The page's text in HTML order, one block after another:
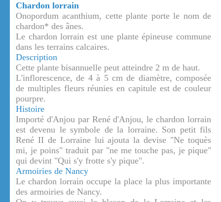
Chardon lorrain
Onopordum acanthium, cette plante porte le nom de
chardon* des ânes.
Le chardon lorrain est une plante épineuse commune
dans les terrains calcaires.
Description
Cette plante bisannuelle peut atteindre 2 m de haut.
L'inflorescence, de 4 à 5 cm de diamètre, composée
de multiples fleurs réunies en capitule est de couleur
pourpre.
Histoire
Importé d'Anjou par René d'Anjou, le chardon lorrain
est devenu le symbole de la lorraine. Son petit fils
René II de Lorraine lui ajouta la devise "Ne toquès
mi, je poins" traduit par "ne me touche pas, je pique"
qui devint "Qui s'y frotte s'y pique".
Armoiries de Nancy
Le chardon lorrain occupe la place la plus importante
des armoiries de Nancy.